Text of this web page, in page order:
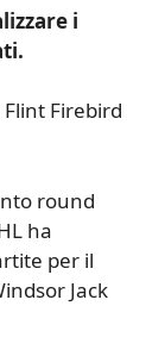
i
Firebird
round
ha
per il
Jack